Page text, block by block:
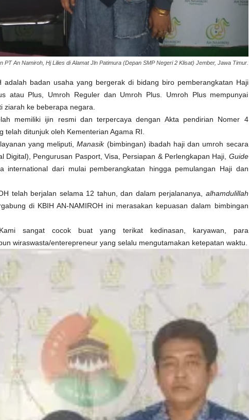
PT An Namiroh, Hj Lilies di Alamat Jln Patimura (Depan SMP Negeri 2 Klisat) Jember, Jawa Timur.
adalah badan usaha yang bergerak di bidang biro pemberangkatan Haji
atau Plus, Umroh Reguler dan Umroh Plus. Umroh Plus mempunyai
ziarah ke beberapa negara.
memiliki ijin resmi dan terpercaya dengan Akta pendirian Nomer 4
telah ditunjuk oleh Kementerian Agama RI.
yang meliputi,Manasik(bimbingan) ibadah haji dan umroh secara
Digital), Pengurusan Pasport, Visa, Persiapan & Perlengkapan Haji, Guide
international dari mulai pemberangkatan hingga pemulangan Haji dan
telah berjalan selama 12 tahun, dan dalam perjalananya, alhamdulillah
di KBIH AN-NAMIROH ini merasakan kepuasan dalam bimbingan
sangat cocok buat yang terikat kedinasan, karyawan, para
wiraswasta/enterepreneur yang selalu mengutamakan ketepatan waktu.